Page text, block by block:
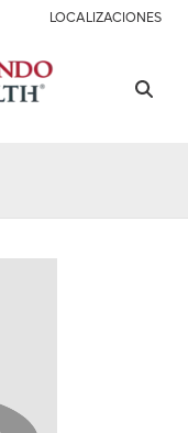
LOCALIZACIONES